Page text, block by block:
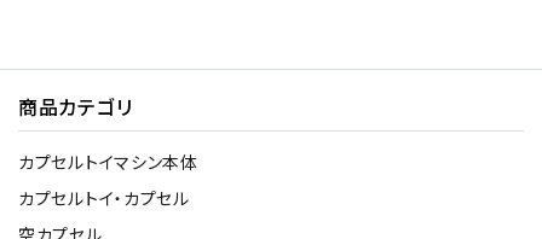
商品カテゴリ
カプセルトイマシン本体
カプセルトイ・カプセル